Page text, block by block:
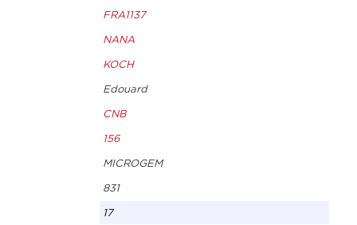
FRA1137
NANA
KOCH
Edouard
CNB
156
MICROGEM
831
17